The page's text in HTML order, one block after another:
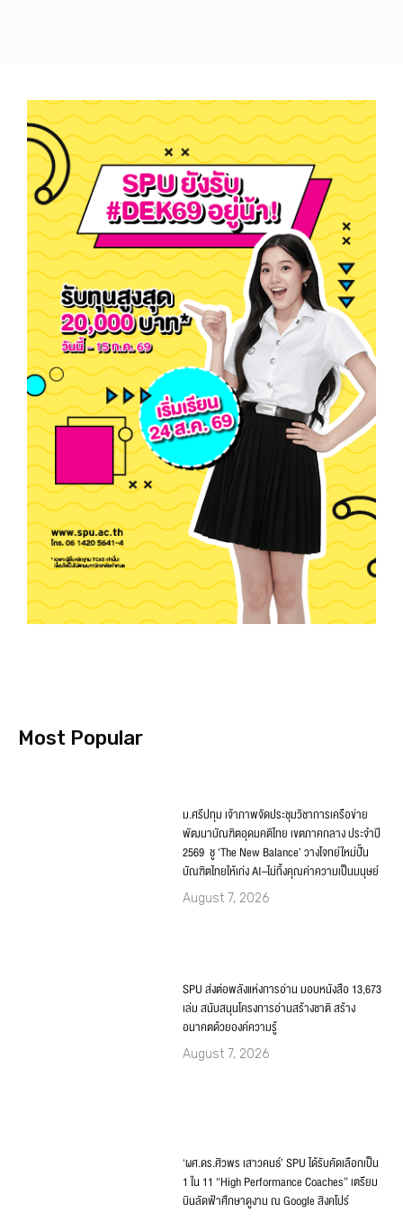
Most Popular
ม.ศรีปทุม เจ้าภาพจัดประชุมวิชาการเครือข่าย
พัฒนาบัณฑิตอุดมคติไทย เขตภาคกลาง ประจำปี
2569 ชู ‘The New Balance’ วางโจทย์ใหม่ปั้น
บัณฑิตไทยให้เก่ง AI–ไม่ทิ้งคุณค่าความเป็นมนุษย์
August 7, 2026
SPU ส่งต่อพลังแห่งการอ่าน มอบหนังสือ 13,673
เล่ม สนับสนุนโครงการอ่านสร้างชาติ สร้าง
อนาคตด้วยองค์ความรู้
August 7, 2026
‘ผศ.ดร.ศิวพร เสาวคนธ์’ SPU ได้รับคัดเลือกเป็น
1 ใน 11 “High Performance Coaches” เตรียม
บินลัดฟ้าศึกษาดูงาน ณ Google สิงคโปร์